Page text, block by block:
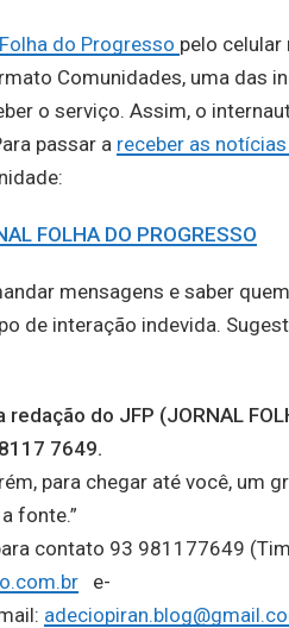
do Progresso pelo celular
Comunidades, uma das
o serviço. Assim, o
passar a receber as notícias
FOLHA DO PROGRESSO
mensagens e saber
de interação indevida.
do JFP (JORNAL
7649.
para chegar até você, um
fonte.”
contato 93 981177649
e-